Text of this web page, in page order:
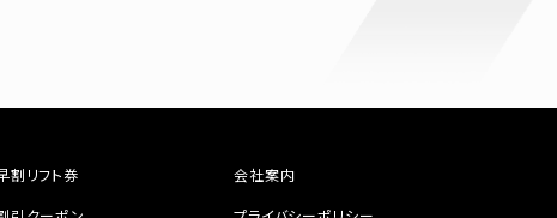
割リフト券
会社案内